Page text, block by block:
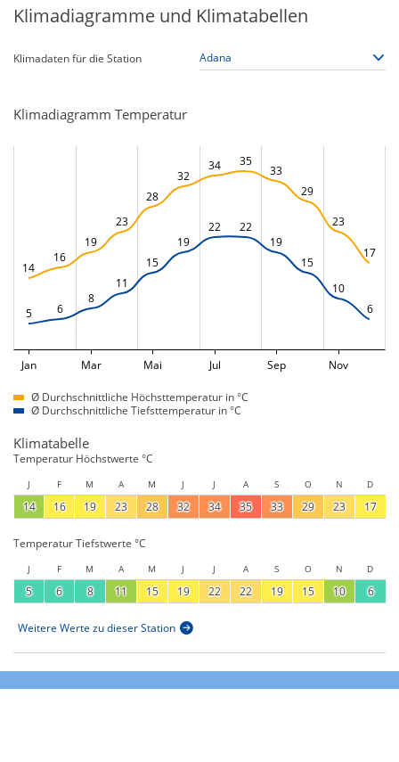
Klimadiagramme und Klimatabellen
Klimadaten für die Station
Klimadiagramm Temperatur
14
16
19
23
28
32
34 35
33
29
23
17
5 6
8
11
15
19
22
22
19
15
10
6
Jan Mar Mai Jul Sep Nov
Ø Durchschnittliche Höchsttemperatur in °C
Ø Durchschnittliche Tiefsttemperatur in °C
Klimatabelle
Temperatur Höchstwerte °C
J F M A M J J A S O N D
14 16 19 23 28 32 34 35 33 29 23 17
Temperatur Tiefstwerte °C
J F M A M J J A S O N D
5 6 8 11 15 19 22 22 19 15 10 6
Weitere Werte zu dieser Station